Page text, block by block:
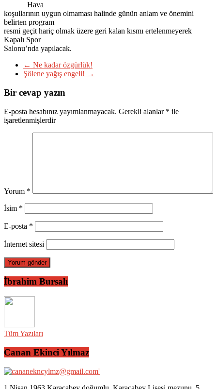
Hava
koşullarının uygun olmaması halinde günün anlam ve önemini
belirten program
resmi geçit hariç olmak üzere geri kalan kısmı ertelenmeyerek
Kapalı Spor
Salonu’nda yapılacak.
← Ne kadar özgürlük!
Şölene yağış engeli! →
Bir cevap yazın
E-posta hesabınız yayımlanmayacak. Gerekli alanlar * ile
işaretlenmişlerdir
Yorum *
İsim *
E-posta *
İnternet sitesi
İbrahim Bursalı
Tüm Yazıları
Canan Ekinci Yılmaz